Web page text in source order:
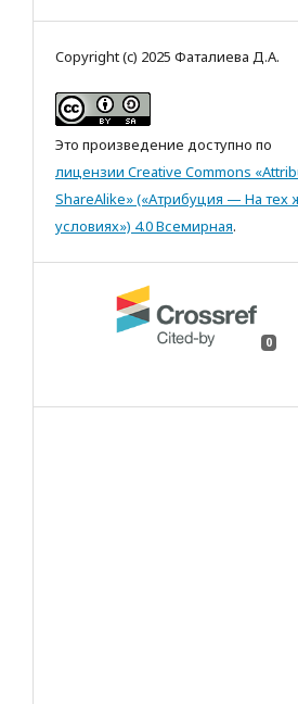
Copyright (c) 2025 Фаталиева Д.А.
Это произведение доступно по
лицензии Creative Commons
ShareAlike» («Атрибуция — На тех
условиях») 4.0 Всемирная.
0